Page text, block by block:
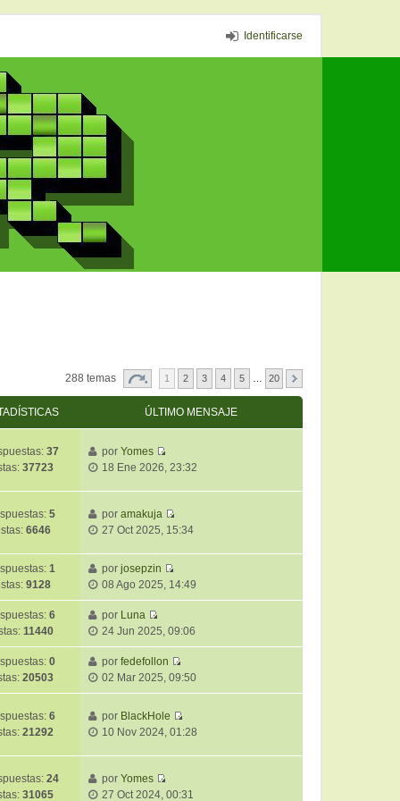
Identificarse
288 temas 1 2 3 4 5 20
ÚLTIMO MENSAJE
37
37723
porYomes
V
r
ú
l
m
o
e
s
a
18 Ene 2026, 23:32
5
6646
poramakuja
V
r
l
m
o
m
s
a
27 Oct 2025, 15:34
1
9128
porjosepzin
V
ú
l
t
i
m
o
m
n
a
08 Ago 2025, 14:49
6
11440
por Luna
V
r
ú
l
i
m
o
m
e
24 Jun 2025, 09:06
0
20503
porfedefollon
V
ú
l
t
02 Mar 2025, 09:50
6
21292
por BlackHole
V
r
l
10 Nov 2024, 01:28
24
31065
porYomes
V
27 Oct 2024, 00:31